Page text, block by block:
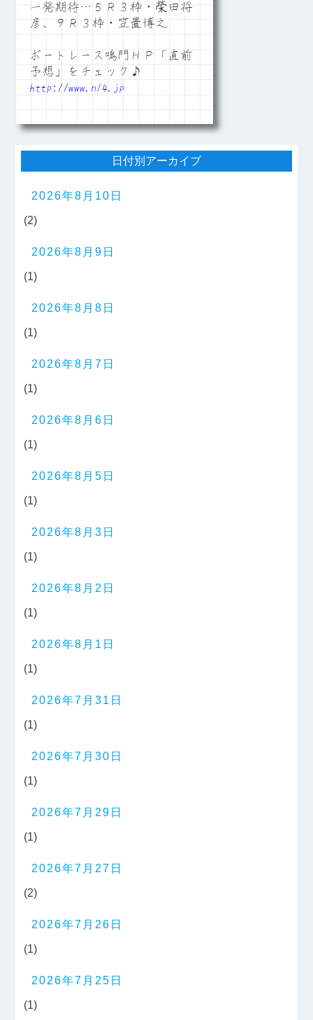
一発期待…５Ｒ３枠・榮田将
彦、９Ｒ３枠・笠置博之
ボートレース鳴門ＨＰ「直前
予想」をチェック♪
http://www.n14.jp
日付別アーカイブ
2026年8月10日
(2)
2026年8月9日
(1)
2026年8月8日
(1)
2026年8月7日
(1)
2026年8月6日
(1)
2026年8月5日
(1)
2026年8月3日
(1)
2026年8月2日
(1)
2026年8月1日
(1)
2026年7月31日
(1)
2026年7月30日
(1)
2026年7月29日
(1)
2026年7月27日
(2)
2026年7月26日
(1)
2026年7月25日
(1)